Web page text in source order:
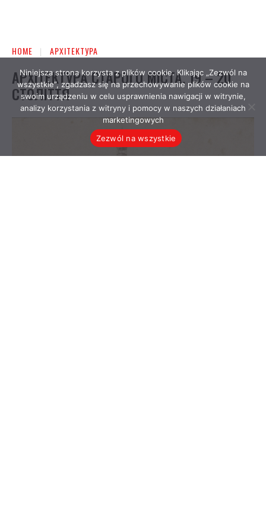
Niniejsza strona korzysta z plików cookie. Klikając „Zezwól na
wszystkie”, zgadzasz się na przechowywanie plików cookie na
swoim urządzeniu w celu usprawnienia nawigacji w witrynie,
analizy korzystania z witryny i pomocy w naszych działaniach
marketingowych
Zezwól na wszystkie